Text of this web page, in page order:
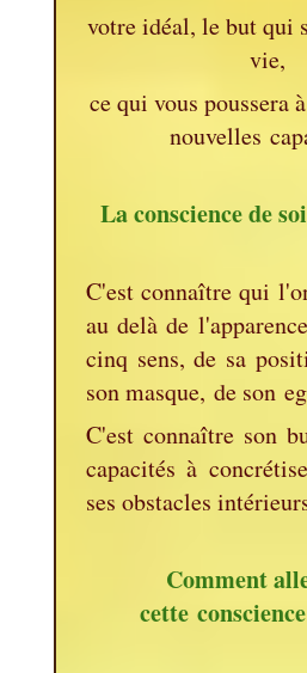
votre idéal, le but qui
vie,
ce qui vous poussera
nouvelles
La conscience de
C'est connaître qui
au delà de
cinq sens, de sa
son masque, de son
C'est connaître son
capacités à
ses obstacles
Comment
cette